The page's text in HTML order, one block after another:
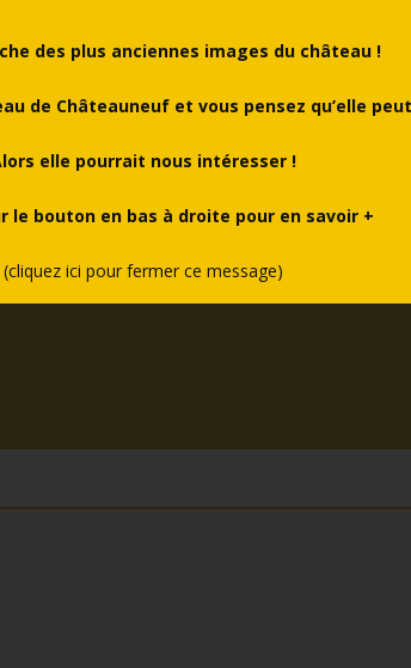
des plus anciennes images du château !
de Châteauneuf et vous pensez qu’elle
elle pourrait nous intéresser !
le bouton en bas à droite pour en savoir +
(cliquez ici pour fermer ce message)
indiqué pour prendre vos tickets
aura lieu dans la cour du château. À
château.